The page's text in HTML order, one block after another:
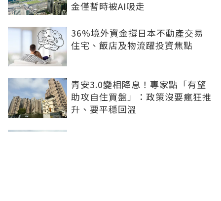
金僅暫時被AI吸走
36%境外資金撐日本不動產交易
住宅、飯店及物流躍投資焦點
青安3.0變相降息！專家點「有望
助攻自住買盤」：政策沒要瘋狂推
升、要平穩回溫